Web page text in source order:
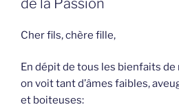
Cher fils, chère fille,
En dépit de tous les bienfaits de
on voit tant d’âmes faibles,
et boiteuses: